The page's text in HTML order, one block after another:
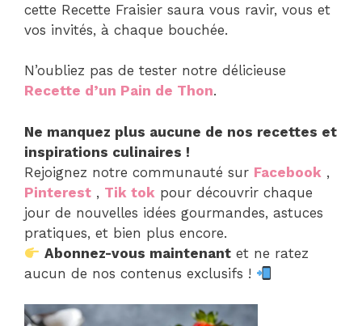
cette Recette Fraisier saura vous ravir, vous et
vos invités, à chaque bouchée.
N’oubliez pas de tester notre délicieuse
Recette d’un Pain de Thon.
Ne manquez plus aucune de nos recettes et
inspirations culinaires !
Rejoignez notre communauté sur Facebook ,
Pinterest , Tik tok pour découvrir chaque
jour de nouvelles idées gourmandes, astuces
pratiques, et bien plus encore.
Abonnez-vous maintenant et ne ratez
aucun de nos contenus exclusifs !